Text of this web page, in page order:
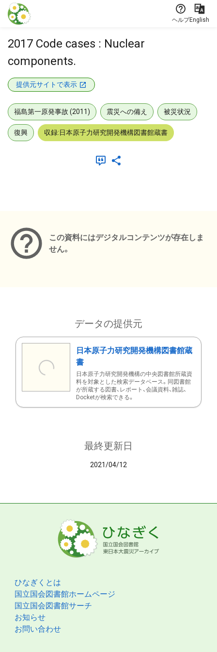
本文に飛ぶ
ヘルプEnglish
2017 Code cases : Nuclear
components.
提供元サイトで表示
福島第一原発事故 (2011) 震災への備え 被災状況
復興 収録:日本原子力研究開発機構図書館蔵書
この資料にはデジタルコンテンツが存在しま
せん。
データの提供元
日本原子力研究開発機構図書館蔵
書
日本原子力研究開発機構の中央図書館所蔵資
料を対象とした検索データベース。同図書館
が所蔵する図書、レポート、会議資料、雑誌、
Docketが検索できる。
最終更新日
2021/04/12
ひなぎくとは
国立国会図書館ホームページ
国立国会図書館サーチ
お知らせ
お問い合わせ